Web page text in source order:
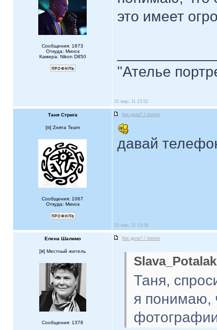
Сообщения: 1873
Откуда: Минск
Камера: Nikon D850
это имеет
"Ателье
31 мар, 11 13:52
Таня Стрига Как дела? / проект
[ ] Zнята Team
Сообщения: 1067
Откуда: Минск
давай
31 мар, 11 13:59
Елена Шалимо Как дела? / проект
[ ] Местный житель
Сообщения: 1378
Таня,
я понимаю,